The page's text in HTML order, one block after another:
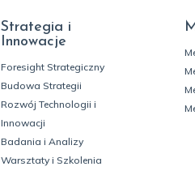
Strategia i
Innowacje
Foresight Strategiczny
Budowa Strategii
Rozwój Technologii i
Innowacji
Badania i Analizy
Warsztaty i Szkolenia